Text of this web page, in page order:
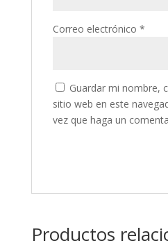
Correo electrónico *
Guardar mi nombre,
sitio web en este
vez que haga un
Productos